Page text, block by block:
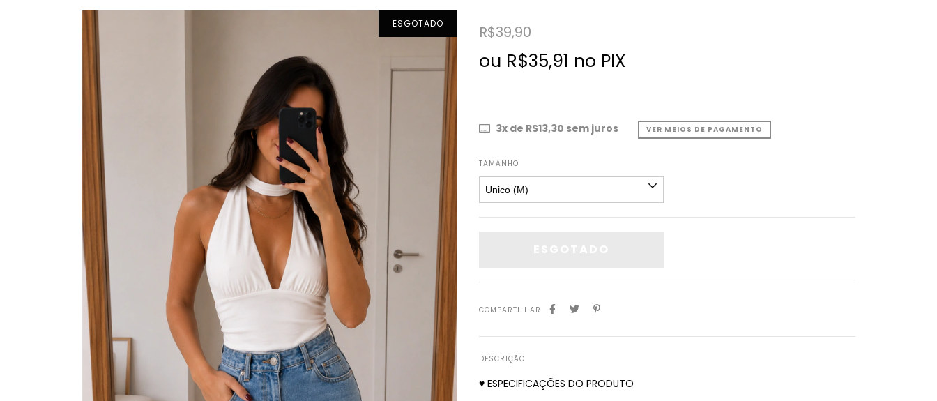
ESGOTADO R$39,90
ou R$35,91 no PIX
3x de R$13,30 sem juros VER MEIOS DE PAGAMENTO
TAMANHO
COMPARTILHAR
DESCRIÇÃO
♥ ESPECIFICAÇÕES DO PRODUTO